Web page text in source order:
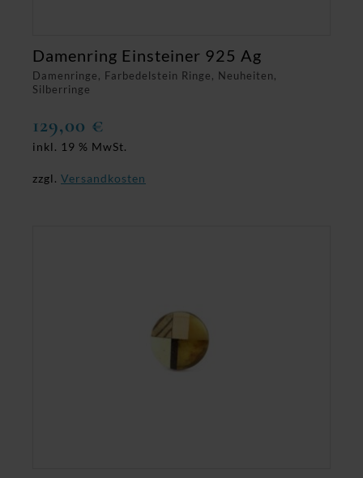
Damenringe, Farbedelstein Ringe, Neuheiten,
Silberringe
Damenring Einsteiner 925 Ag
129,00 €
inkl. 19 % MwSt.
zzgl. Versandkosten